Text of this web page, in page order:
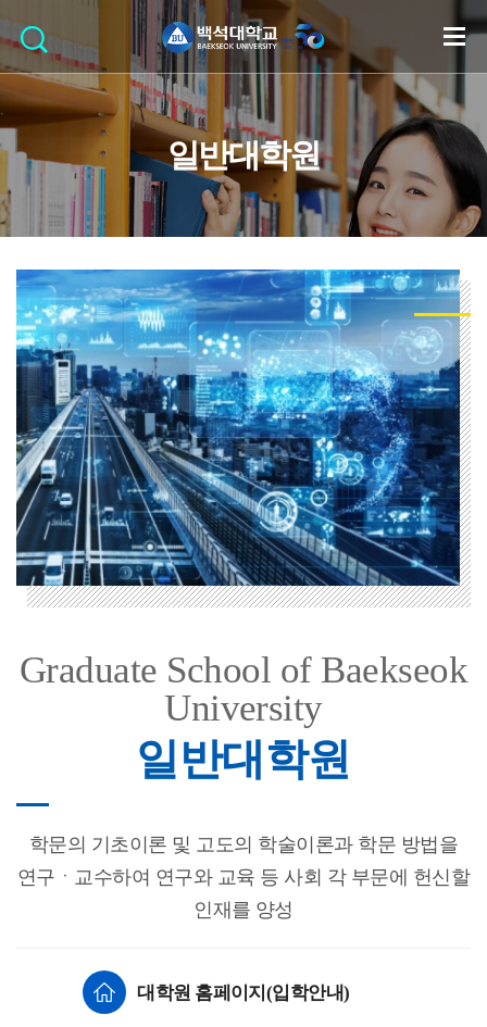
일반대학원
Graduate School of Baekseok
University
일반대학원
학문의 기초이론 및 고도의 학술이론과 학문 방법을
연구ㆍ교수하여 연구와 교육 등 사회 각 부문에 헌신할
인재를 양성
대학원 홈페이지(입학안내)